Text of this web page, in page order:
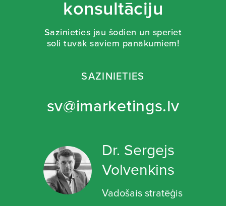
konsultāciju
Sazinieties jau šodien un speriet
soli tuvāk saviem panākumiem!
SAZINIETIES
sv@imarketings.lv
Dr. Sergejs
Volvenkins
Vadošais stratēģis